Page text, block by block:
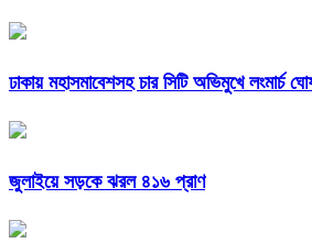
ঢাকায় মহাসমাবেশসহ চার সিটি অভিমুখে লংমার্চ
জুলাইয়ে সড়কে ঝরল ৪১৬ প্রাণ